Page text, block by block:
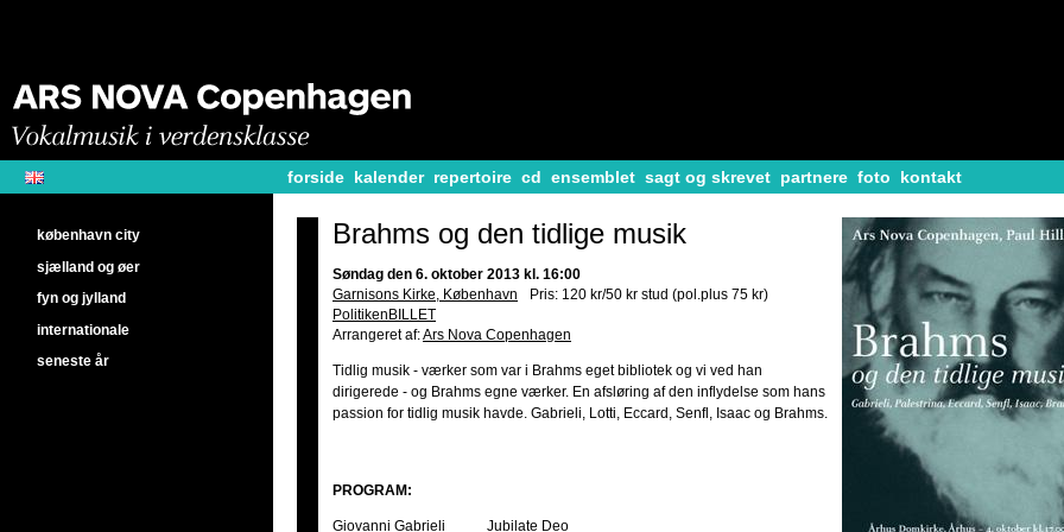
forside kalender repertoire cd ensemblet sagt og skrevet partnere foto kontakt
Brahms og den tidlige musik
Søndag den 6. oktober 2013 kl. 16:00
Garnisons Kirke, København
Pris: 120 kr/50 kr stud (pol.plus 75 kr)
PolitikenBILLET
Arrangeret af:Ars Nova Copenhagen
Tidlig musik - værker som var i Brahms eget bibliotek og vi ved han
dirigerede - og Brahms egne værker. En afsløring af den inflydelse som hans
passion for tidlig musik havde. Gabrieli, Lotti, Eccard, Senfl, Isaac og Brahms.
PROGRAM:
Giovanni Gabrieli Jubilate Deo
københavn city
sjælland og øer
fyn og jylland
internationale
seneste år